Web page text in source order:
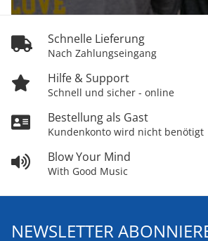
Schnelle Lieferung
Nach Zahlungseingang
Hilfe & Support
Schnell und sicher - online
Bestellung als Gast
Kundenkonto wird nicht benötigt
Blow Your Mind
With Good Music
NEWSLETTER